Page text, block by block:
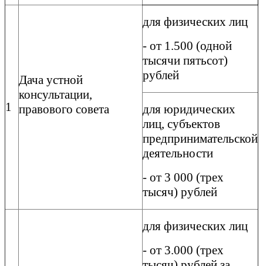
1
Дача устной
консультации,
правового совета
для физических лиц
- от 1.500 (одной
тысячи пятьсот)
рублей
для юридических
лиц, субъектов
предпринимательской
деятельности
- от 3 000 (трех
тысяч) рублей
для физических лиц
- от 3.000 (трех